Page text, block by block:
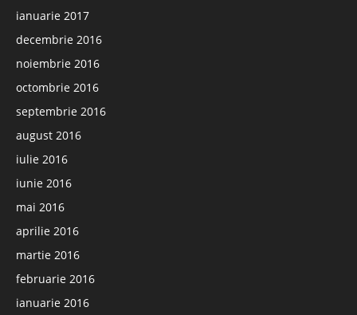
ianuarie 2017
decembrie 2016
noiembrie 2016
octombrie 2016
septembrie 2016
august 2016
iulie 2016
iunie 2016
mai 2016
aprilie 2016
martie 2016
februarie 2016
ianuarie 2016